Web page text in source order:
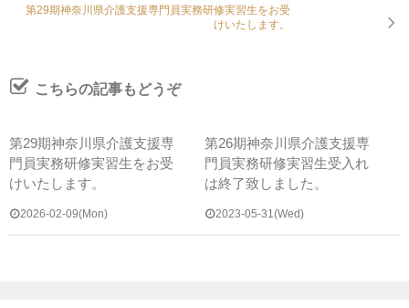
エントリーフォーム
第29期神奈川県介護支援専門員実務研修実習生をお受
けいたします。
こちらの記事もどうぞ
第29期神奈川県介護支援専
門員実務研修実習生をお受
けいたします。
2026-02-09(Mon)
第26期神奈川県介護支援専
門員実務研修実習生受入れ
は終了致しました。
2023-05-31(Wed)